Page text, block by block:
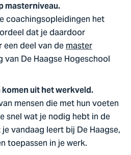
masterniveau.
coachingsopleidingen het
dat je daardoor
deel van demaster
van De Haagse Hogeschool
uit het werkveld.
mensen die met hun voeten
snel wat je nodig hebt in de
vandaag leert bij De Haagse,
toepassen in je werk.